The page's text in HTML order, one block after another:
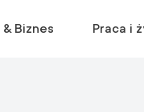
Biznes Praca i